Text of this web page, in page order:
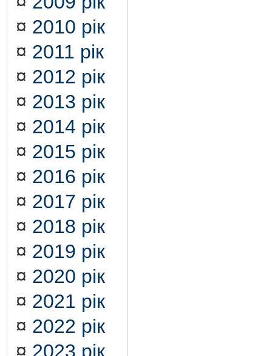
¤ 2010 рік
¤ 2011 рік
¤ 2012 рік
¤ 2013 рік
¤ 2014 рік
¤ 2015 рік
¤ 2016 рік
¤ 2017 рік
¤ 2018 рік
¤ 2019 рік
¤ 2020 рік
¤ 2021 рік
¤ 2022 рік
¤ 2023 рік